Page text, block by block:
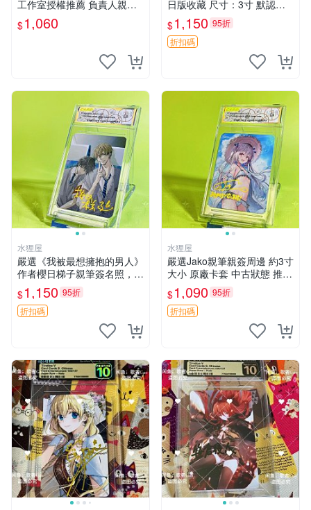
工作室授權推薦 負責人親手
送上 真實親簽確認 明信片嚴
選收藏 限量版狐妖小紅娘 小
$1,060
日版收藏 尺寸：3寸 默認初
瑕 樫蘭高校周邊 簽名周邊
$1,150 95折
折扣碼
水狸屋
嚴選《我被最想擁抱的男人》
作者櫻日梯子親筆簽名照，3
寸尺寸日版中古 默認初瑕配
套原裝卡磚。櫻花限定 簽名
周邊 限量收藏 我被最想擁抱
的男人 櫻日梯子 原
$1,150 95折
折扣碼
水狸屋
嚴選Jako親筆親簽周邊 約3寸
大小 原廠卡套 中古狀態 推薦
收藏 時光回憶 Jako周邊 貼膜
版照
$1,090 95折
折扣碼